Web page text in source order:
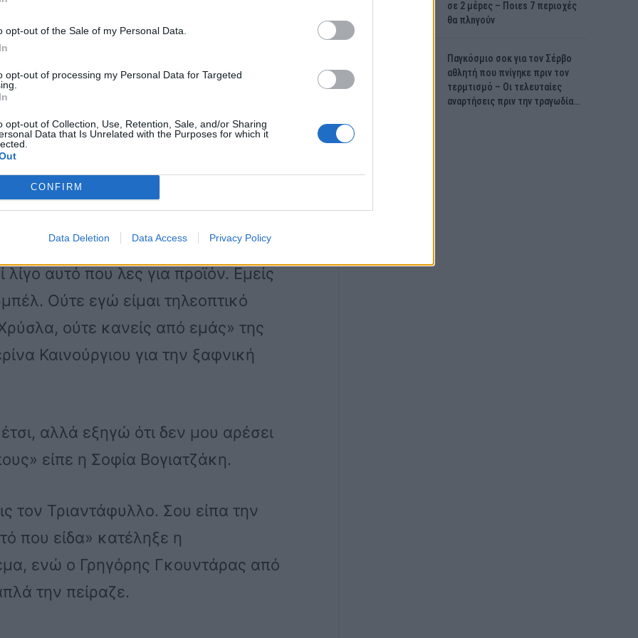
opt-out of the Sale of my Personal Data.
opt-out of processing my Personal Data for Targeted
opt-out of Collection, Use, Retention, Sale, and/or Sharing
Data that Is Unrelated with the Purposes for which it
CONFIRM
Data Deletion Data Access Privacy Policy
θα εμφανιστώ σε εκπομπές και θα
Δεν μου αρέσει και δεν το κάνω για
ζωή, ούτε στην τηλεόραση, ούτε
τηλεθέαση και για καμία
δεν μου αρέσει και δεν θα το
κατάλληλο προϊόν για την εκπομπή
ανέφερε η Σοφία Βογιατζάκη.
αυτό που λες για προϊόν. Εμείς
Ούτε εγώ είμαι τηλεοπτικό
ούτε κανείς από εμάς» της
Καινούργιου για την ξαφνική
αλλά εξηγώ ότι δεν μου αρέσει
είπε η Σοφία Βογιατζάκη.
τον Τριαντάφυλλο. Σου είπα την
που είδα» κατέληξε η
ενώ ο Γρηγόρης Γκουντάρας από
την πείραζε.
σε 2 μέpες – Ποιεs 7 πεpιοχές
θα πλnγούν
Παγκόσμιο σοκ για τον Σέρβο
αθλητή που πνίγηκε πριν τον
τερμτισμό – Οι τελευταίες
αναρτήσεις πριν την τραγωδία…